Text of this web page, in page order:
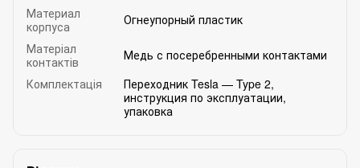
Материал
корпуса
Огнеупорный пластик
Матеріал
контактів
Медь с посеребренными контактами
Комплектація
Переходник Tesla — Type 2,
инструкция по эксплуатации,
упаковка